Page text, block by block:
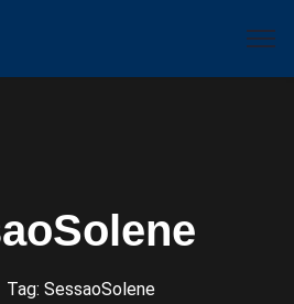
Tag: SessaoSolene